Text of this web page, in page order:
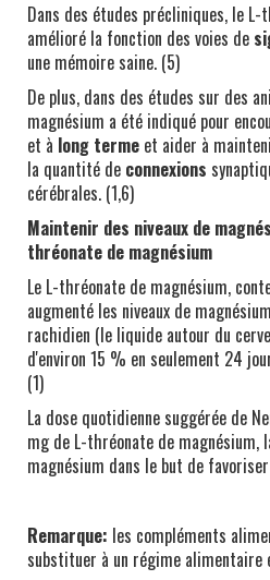
Dans des études précliniques, le
amélioré la fonction des voies de
une mémoire saine. (5)
De plus, dans des études sur des
magnésium a été indiqué pour
et à long terme et aider à
la quantité de connexions
cérébrales. (1,6)
Maintenir des niveaux de
thréonate de magnésium
Le L-thréonate de magnésium,
augmenté les niveaux de
rachidien (le liquide autour du
d'environ 15 % en seulement 24
(1)
La dose quotidienne suggérée de
mg de L-thréonate de magnésium,
magnésium dans le but de
Remarque: les compléments
substituer à un régime alimentaire